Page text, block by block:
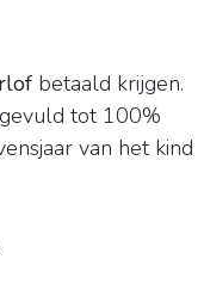
betaald krijgen.
tot 100%
van het kind